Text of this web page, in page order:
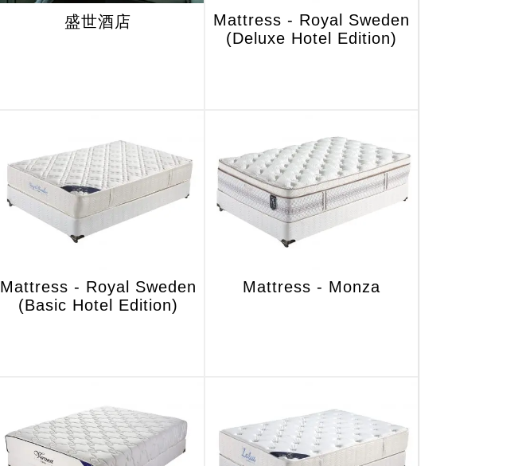
盛世酒店
Mattress - Royal Sweden
(Deluxe Hotel Edition)
Mattress - Royal Sweden
(Basic Hotel Edition)
Mattress - Monza